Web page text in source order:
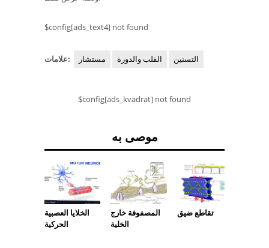
$config[ads_text4] not found
علامات: مستشار القلب والدورة التسنين
$config[ads_kvadrat] not found
موصى به
الخلايا العصبية
الحركية
المصفوفة خارج
الخلية
تقاطع ضيق